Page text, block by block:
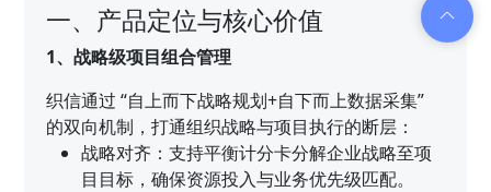
一、产品定位与核心价值
1、战略级项目组合管理
织信通过 “自上而下战略规划+自下而上数据采集”
的双向机制，打通组织战略与项目执行的断层：
战略对齐：支持平衡计分卡分解企业战略至项
目目标，确保资源投入与业务优先级匹配。